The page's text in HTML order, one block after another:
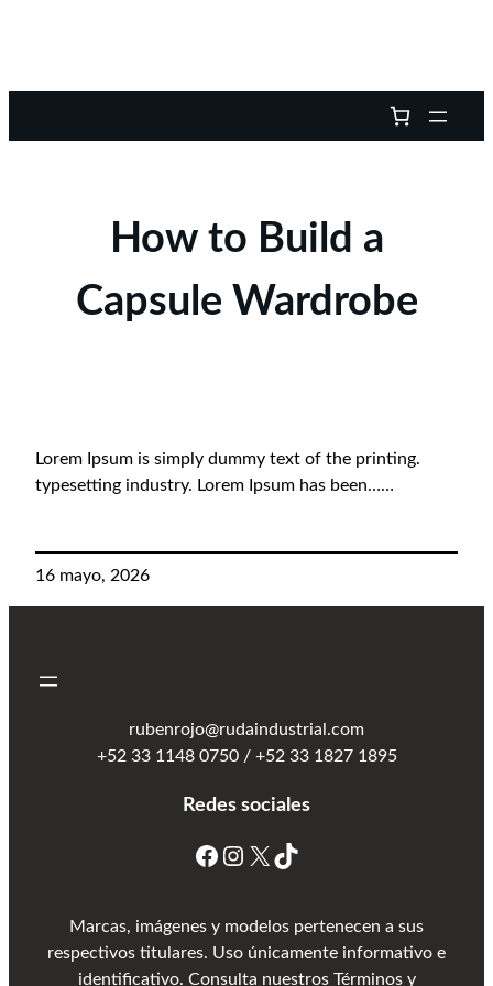
How to Build a
Capsule Wardrobe
Lorem Ipsum is simply dummy text of the printing.
typesetting industry. Lorem Ipsum has been……
16 mayo, 2026
rubenrojo@rudaindustrial.com
+52 33 1148 0750 / +52 33 1827 1895
Redes sociales
Marcas, imágenes y modelos pertenecen a sus
respectivos titulares. Uso únicamente informativo e
identificativo. Consulta nuestros Términos y